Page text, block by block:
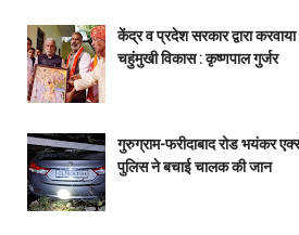
केंद्र व प्रदेश सरकार द्वारा
चहुंमुखी विकास : कृष्णपाल गुर्जर
गुरुग्राम-फरीदाबाद रोड भयंकर
पुलिस ने बचाई चालक की जान